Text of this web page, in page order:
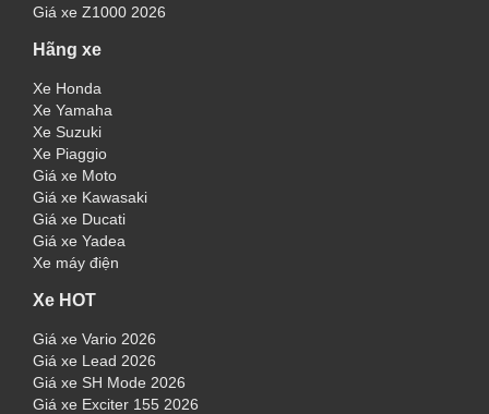
Giá xe Z1000 2026
Hãng xe
Xe Honda
Xe Yamaha
Xe Suzuki
Xe Piaggio
Giá xe Moto
Giá xe Kawasaki
Giá xe Ducati
Giá xe Yadea
Xe máy điện
Xe HOT
Giá xe Vario 2026
Giá xe Lead 2026
Giá xe SH Mode 2026
Giá xe Exciter 155 2026